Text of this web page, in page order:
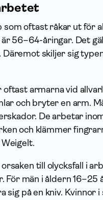
som oftast råkar ut för
56–64-åringar. Det
Däremot skiljer sig
oftast armarna vid
och bryter en arm.
De arbetar
och klämmer
Weigelt.
orsaken till olycksfall i
För män i åldern 16–25
sig på en kniv. Kvinnor i